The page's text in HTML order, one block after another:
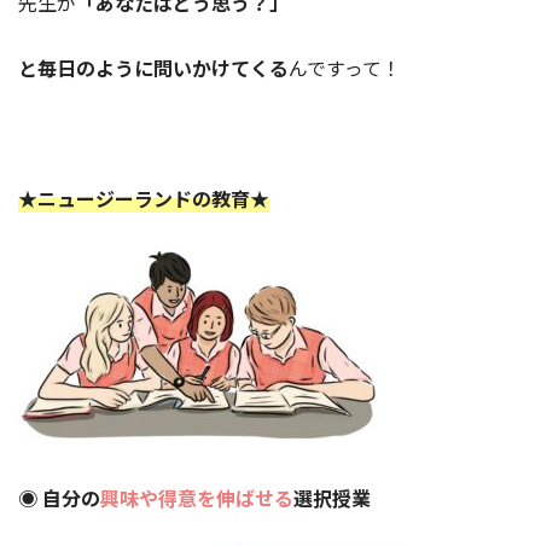
と毎日のように問いかけてくるんですって！
★ニュージーランドの教育★
◉ 自分の興味や得意を伸ばせる選択授業